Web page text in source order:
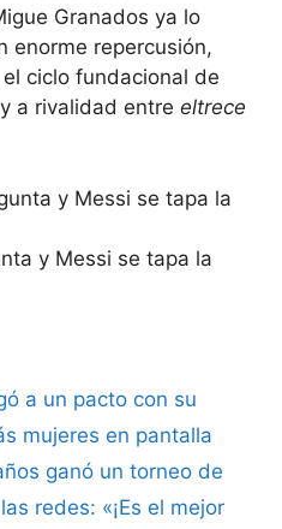
Granados ya lo
enorme repercusión,
el ciclo fundacional de
a rivalidad entre eltrece
y Messi se tapa la
a un pacto con su
mujeres en pantalla
ganó un torneo de
redes: «¡Es el mejor